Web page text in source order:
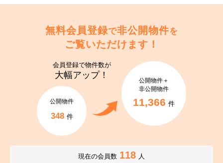
無料会員登録で非公開物件を
ご覧いただけます！
会員登録で物件数が
大幅アップ！
公開物件
348 件
公開物件＋
非公開物件
11,366 件
現在の会員数 118 人